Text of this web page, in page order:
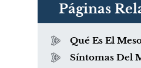
Páginas
Qué Es El
Síntomas Del